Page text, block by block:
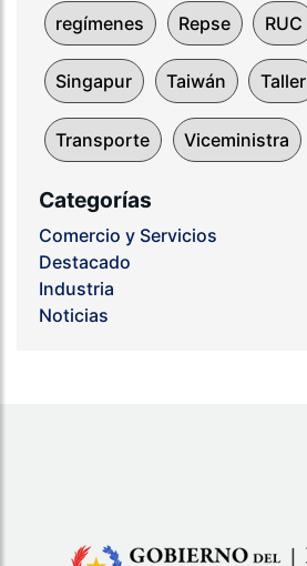
regímenes Repse RUC
Singapur Taiwán Taller
Transporte Viceministra
Categorías
Comercio y Servicios
Destacado
Industria
Noticias